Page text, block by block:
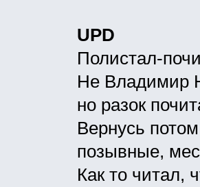
UPD
Полистал-
Не Владимир
но разок
Вернусь
позывные,
Как то читал,